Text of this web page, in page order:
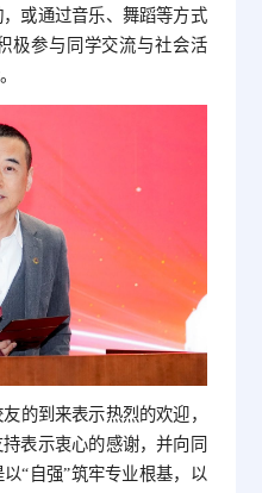
或通过音乐、舞蹈等方式
极参与同学交流与社会活
的到来表示热烈的欢迎，
表示衷心的感谢，并向同
“自强”筑牢专业根基，以